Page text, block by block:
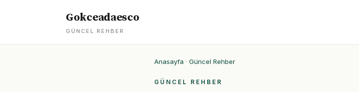
Gokceadaesco
GÜNCEL REHBER
Anasayfa · Güncel Rehber
GÜNCEL REHBER